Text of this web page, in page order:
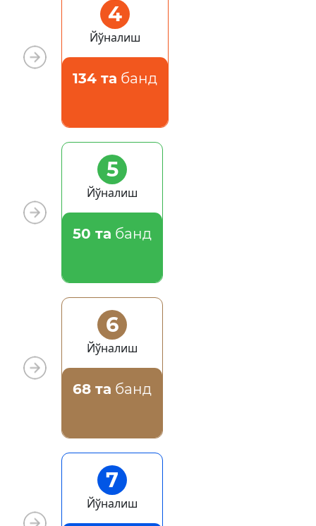
4
Йўналиш
134 та банд
5
Йўналиш
50 та банд
6
Йўналиш
68 та банд
7
Йўналиш